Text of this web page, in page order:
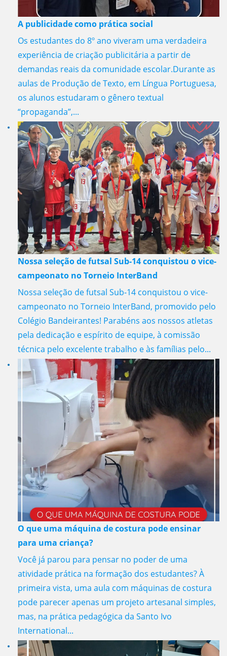
A publicidade como prática social
Os estudantes do 8º ano viveram uma verdadeira
experiência de criação publicitária a partir de
demandas reais da comunidade escolar.Durante as
aulas de Produção de Texto, em Língua Portuguesa,
os alunos estudaram o gênero textual
“propaganda”,...
Nossa seleção de futsal Sub-14 conquistou o vice-
campeonato no Torneio InterBand
Nossa seleção de futsal Sub-14 conquistou o vice-
campeonato no Torneio InterBand, promovido pelo
Colégio Bandeirantes! Parabéns aos nossos atletas
pela dedicação e espírito de equipe, à comissão
técnica pelo excelente trabalho e às famílias pelo...
O que uma máquina de costura pode ensinar
para uma criança?
Você já parou para pensar no poder de uma
atividade prática na formação dos estudantes? À
primeira vista, uma aula com máquinas de costura
pode parecer apenas um projeto artesanal simples,
mas, na prática pedagógica da Santo Ivo
International...